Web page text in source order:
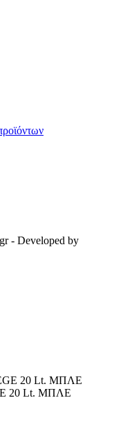
- Developed by
20 Lt. ΜΠΛΕ